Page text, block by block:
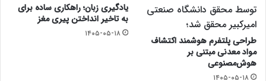
توسط محقق دانشگاه صنعتی
امیرکبیر محقق شد؛
طراحی پلتفرم هوشمند اکتشاف
مواد معدنی مبتنی بر
هوش‌مصنوعی
۱۴۰۵-۰۵-۱۸
یادگیری زبان؛ راهکاری ساده برای
به تاخیر انداختن پیری مغز
۱۴۰۵-۰۵-۱۸